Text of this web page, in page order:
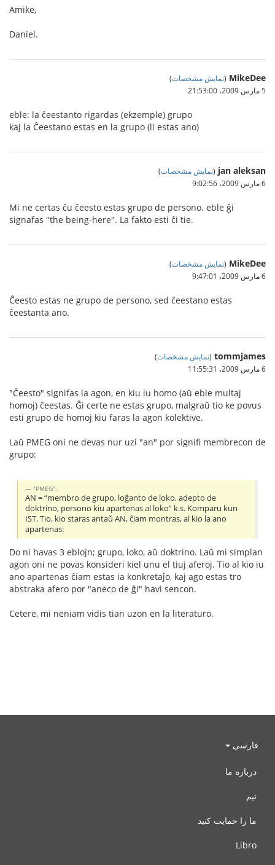
Amike,
Daniel.
MikeDee
(نمایش مشخصات)
5 مارس 2009،‏ 21:53:00
eble: la ĉeestanto rigardas (ekzemple) grupo
kaj la Ĉeestano estas en la grupo (li estas ano)
jan aleksan
(نمایش مشخصات)
6 مارس 2009،‏ 9:02:56
Mi ne certas ĉu ĉeesto estas grupo de persono. eble ĝi
signafas "the being-here". La fakto esti ĉi tie.
MikeDee
(نمایش مشخصات)
6 مارس 2009،‏ 9:47:01
Ĉeesto estas ne grupo de persono, sed ĉeestano estas
ĉeestanta ano.
tommjames
(نمایش مشخصات)
6 مارس 2009،‏ 11:55:31
"Ĉeesto" signifas la agon, en kiu iu homo (aŭ eble multaj
homoj) ĉeestas. Ĝi certe ne estas grupo, malgraŭ tio ke povus
esti grupo de homoj kiu faras la agon kolektive.
Laŭ PMEG oni ne devas nur uzi "an" por signifi membrecon de
grupo:
"PMEG":
AN = “membro de grupo, loĝanto de loko, adepto de
doktrino, persono kiu apartenas al loko” k.s. Komparu kun
IST. Tio, kio staras antaŭ AN, ĉiam montras, al kio la ano
apartenas:
Do ni havas 3 eblojn; grupo, loko, aŭ doktrino. Laŭ mi simplan
agon oni ne povas konsideri kiel unu el tiuj aferoj. Tio al kio iu
ano apartenas ĉiam estas ia konkretaĵo, kaj ago estas tro
abstraka afero por "aneco de ĝi" havi sencon.
Cetere, mi neniam vidis tian uzon en la literaturo.
فارسی
درباره ما
تیم
ما را حمایت کنید
Libro